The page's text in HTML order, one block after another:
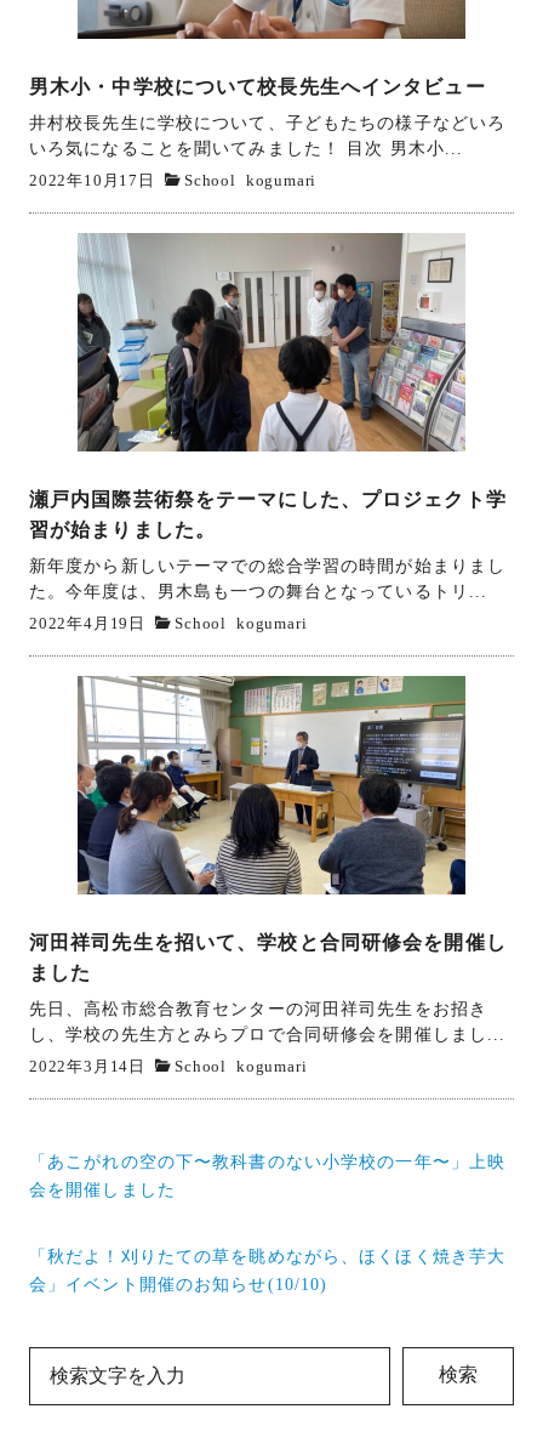
男木小・中学校について校長先生へインタビュー
井村校長先生に学校について、子どもたちの様子などいろ
いろ気になることを聞いてみました！ 目次 男木小...
2022年10月17日 School kogumari
瀬戸内国際芸術祭をテーマにした、プロジェクト学
習が始まりました。
新年度から新しいテーマでの総合学習の時間が始まりまし
た。今年度は、男木島も一つの舞台となっているトリ...
2022年4月19日 School kogumari
河田祥司先生を招いて、学校と合同研修会を開催し
ました
先日、高松市総合教育センターの河田祥司先生をお招き
し、学校の先生方とみらプロで合同研修会を開催しまし...
2022年3月14日 School kogumari
投
稿
ビ
ー
シ
「あこがれの空の下〜教科書のない小学校の一年〜」上映
会を開催しました
「秋だよ！刈りたての草を眺めながら、ほくほく焼き芋大
会」イベント開催のお知らせ(10/10)
検索